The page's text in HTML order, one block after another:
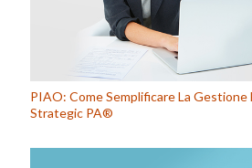
PIAO: Come Semplificare La Gestione
Strategic PA®